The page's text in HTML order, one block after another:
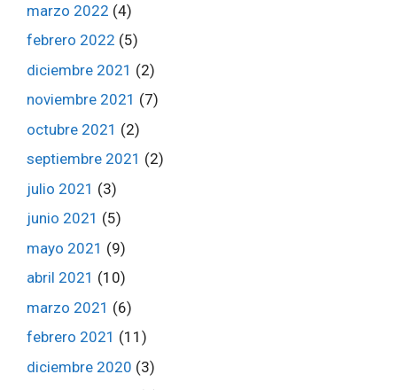
marzo 2022 (4)
febrero 2022 (5)
diciembre 2021 (2)
noviembre 2021 (7)
octubre 2021 (2)
septiembre 2021 (2)
julio 2021 (3)
junio 2021 (5)
mayo 2021 (9)
abril 2021 (10)
marzo 2021 (6)
febrero 2021 (11)
diciembre 2020 (3)